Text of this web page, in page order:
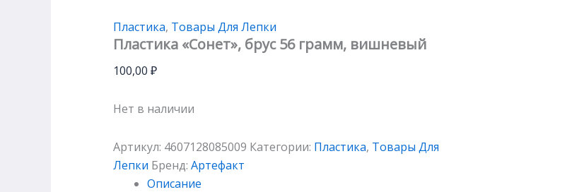
Пластика, Товары Для Лепки
Пластика «Сонет», брус 56 грамм, вишневый
100,00 ₽
Нет в наличии
Артикул: 4607128085009 Категории: Пластика, Товары Для
Лепки Бренд: Артефакт
Описание